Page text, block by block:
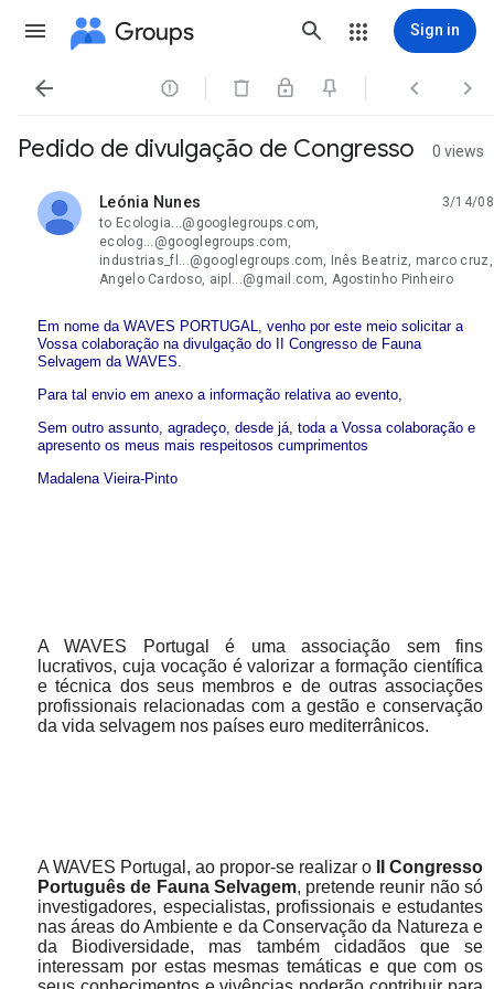
Groups Sign in
   
Pedido de divulgação de Congresso 0 views
Leónia Nunes
unread,
3/14/08
to Ecologia...@googlegroups.com,
ecolog...@googlegroups.com,
industrias_fl...@googlegroups.com, Inês Beatriz, marco cruz,
Angelo Cardoso, aipl...@gmail.com, Agostinho Pinheiro
Em nome da WAVES PORTUGAL, venho por este meio solicitar a
Vossa colaboração na divulgação do II Congresso de Fauna
Selvagem da WAVES.
Para tal envio em anexo a informação relativa ao evento,
Sem outro assunto, agradeço, desde já, toda a Vossa colaboração e
apresento os meus mais respeitosos cumprimentos
Madalena Vieira-Pinto
A WAVES Portugal é uma associação sem fins
lucrativos, cuja vocação é valorizar a formação científica
e técnica dos seus membros e de outras associações
profissionais relacionadas com a gestão e conservação
da vida selvagem nos países euro mediterrânicos.
A WAVES Portugal, ao propor-se realizar o
II Congresso
Português de Fauna Selvagem, pretende reunir não só
investigadores, especialistas, profissionais e estudantes
nas áreas do Ambiente e da Conservação da Natureza e
da Biodiversidade, mas também cidadãos que se
interessam por estas mesmas temáticas e que com os